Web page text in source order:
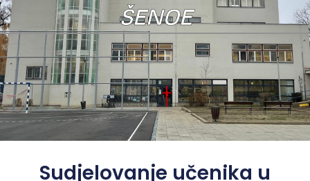
ŠENOE
Sudjelovanje učenika u